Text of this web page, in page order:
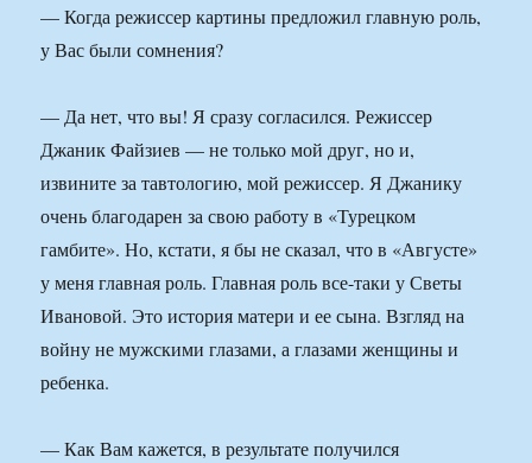
— Когда режиссер картины предложил главную роль,
у Вас были сомнения?
— Да нет, что вы! Я сразу согласился. Режиссер
Джаник Файзиев — не только мой друг, но и,
извините за тавтологию, мой режиссер. Я Джанику
очень благодарен за свою работу в «Турецком
гамбите». Но, кстати, я бы не сказал, что в «Августе»
у меня главная роль. Главная роль все-таки у Светы
Ивановой. Это история матери и ее сына. Взгляд на
войну не мужскими глазами, а глазами женщины и
ребенка.
— Как Вам кажется, в результате получился